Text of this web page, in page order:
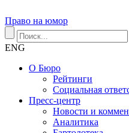
Право на юмор
ENG
О Бюро
Рейтинги
Социальная
Пресс-центр
Новости и
Аналитика